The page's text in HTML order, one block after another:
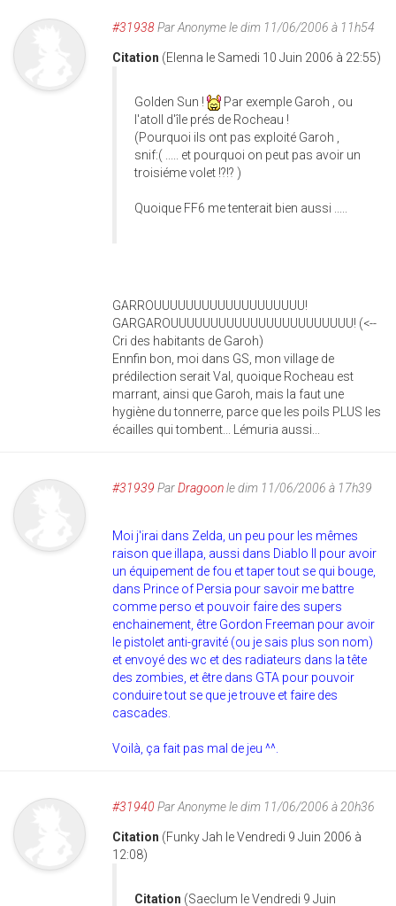
#31938ParAnonymele dim 11/06/2006 à 11h54
Citation (Elenna le Samedi 10 Juin 2006 à 22:55)
Golden Sun !
Par exemple Garoh , ou
l'atoll d'île prés de Rocheau !
(Pourquoi ils ont pas exploité Garoh ,
snif:( ..... et pourquoi on peut pas avoir un
troisiéme volet !?!? )
Quoique FF6 me tenterait bien aussi .....
GARROUUUUUUUUUUUUUUUUUUU!
GARGAROUUUUUUUUUUUUUUUUUUUUUUU! (<--
Cri des habitants de Garoh)
Ennfin bon, moi dans GS, mon village de
prédilection serait Val, quoique Rocheau est
marrant, ainsi que Garoh, mais la faut une
hygiène du tonnerre, parce que les poils PLUS les
écailles qui tombent... Lémuria aussi...
#31939 ParDragoonle dim 11/06/2006 à 17h39
Moi j'irai dans Zelda, un peu pour les mêmes
raison que illapa, aussi dans Diablo II pour avoir
un équipement de fou et taper tout se qui bouge,
dans Prince of Persia pour savoir me battre
comme perso et pouvoir faire des supers
enchainement, être Gordon Freeman pour avoir
le pistolet anti-gravité (ou je sais plus son nom)
et envoyé des wc et des radiateurs dans la tête
des zombies, et être dans GTA pour pouvoir
conduire tout se que je trouve et faire des
cascades.
Voilà, ça fait pas mal de jeu ^^.
#31940 ParAnonymele dim 11/06/2006 à 20h36
Citation (Funky Jah le Vendredi 9 Juin 2006 à
12:08)
Citation (Saeclum le Vendredi 9 Juin